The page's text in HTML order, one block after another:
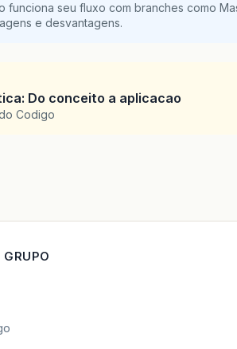
funciona seu fluxo com branches como
e desvantagens.
Do conceito a aplicacao
Codigo